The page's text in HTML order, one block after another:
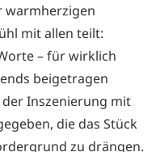
warmherzigen
mit allen teilt:
– für wirklich
beigetragen
der Inszenierung mit
die das Stück
zu drängen.